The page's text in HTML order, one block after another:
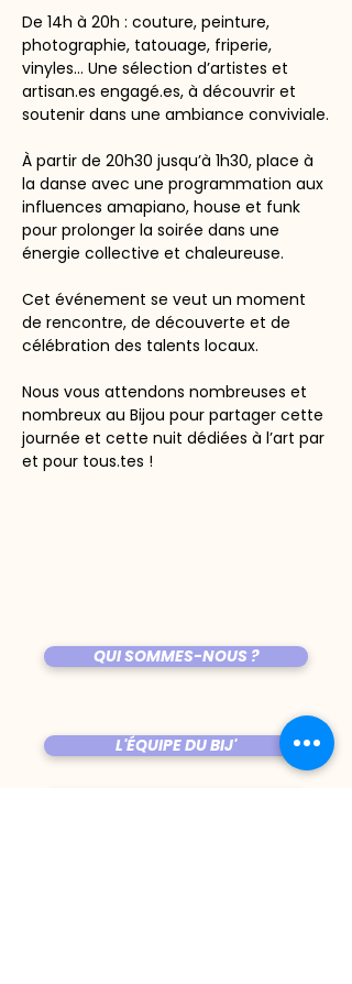
De 14h à 20h : couture, peinture,
photographie, tatouage, friperie,
vinyles… Une sélection d’artistes et
artisan.es engagé.es, à découvrir et
soutenir dans une ambiance conviviale.
À partir de 20h30 jusqu’à 1h30, place à
la danse avec une programmation aux
influences amapiano, house et funk
pour prolonger la soirée dans une
énergie collective et chaleureuse.
Cet événement se veut un moment
de rencontre, de découverte et de
célébration des talents locaux.
Nous vous attendons nombreuses et
nombreux au Bijou pour partager cette
journée et cette nuit dédiées à l’art par
et pour tous.tes !
QUI SOMMES-NOUS ?
L'ÉQUIPE DU BIJ'